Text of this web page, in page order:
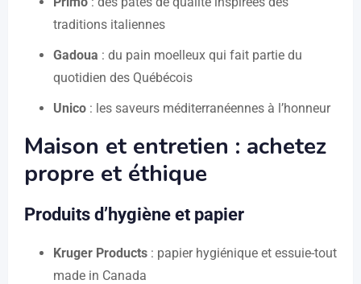
traditions italiennes
Gadoua : du pain moelleux qui fait partie du
quotidien des Québécois
Unico : les saveurs méditerranéennes à l’honneur
Maison et entretien : achetez
propre et éthique
Produits d’hygiène et papier
Kruger Products : papier hygiénique et essuie-tout
made in Canada